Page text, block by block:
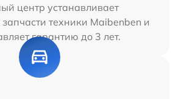
центр устанавливает
техники Maibenben и
гарантию до 3 лет.